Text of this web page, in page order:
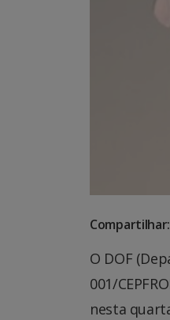
Compartilhar:
O DOF
001/
nesta